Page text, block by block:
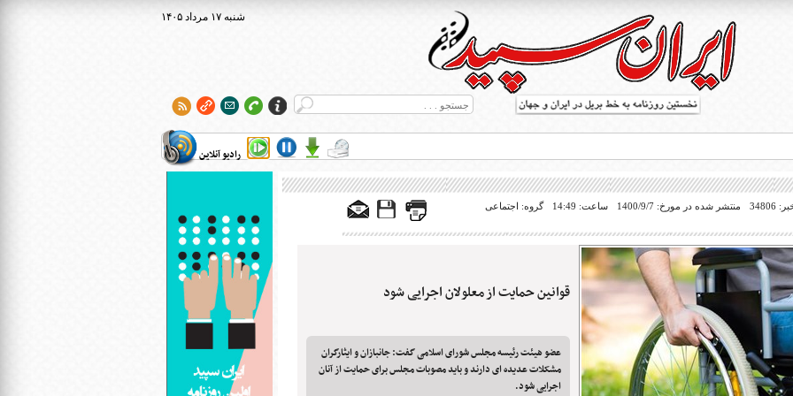
۱۴۰۵ شنبه ۱۷ مرداد
رادیو آنلاین
بریل در جهان
منتشر شده در مورخ: 1400/9/7 ساعت: 14:49 گروه: اجتماعی
قوانین حمایت از معلولان اجرایی شود
عضو هیئت رئیسه مجلس شورای اسلامی گفت: جانبازان و ایثارگران
مشکلات عدیده ای دارند و باید مصوبات مجلس برای حمایت از آنان
اجرایی شود.